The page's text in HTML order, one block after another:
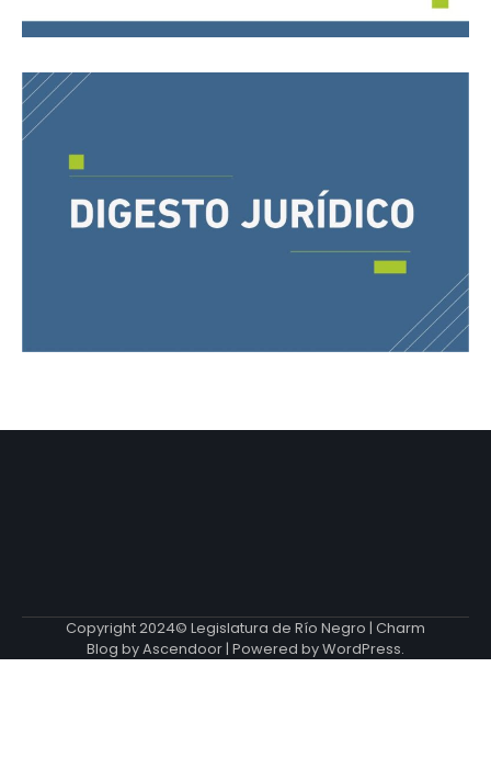
Copyright 2024© Legislatura de Río Negro | Charm
Blog byAscendoor| Powered byWordPress.